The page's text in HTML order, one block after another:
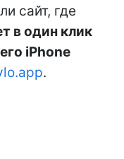
сайт, где
в один клик
iPhone
.